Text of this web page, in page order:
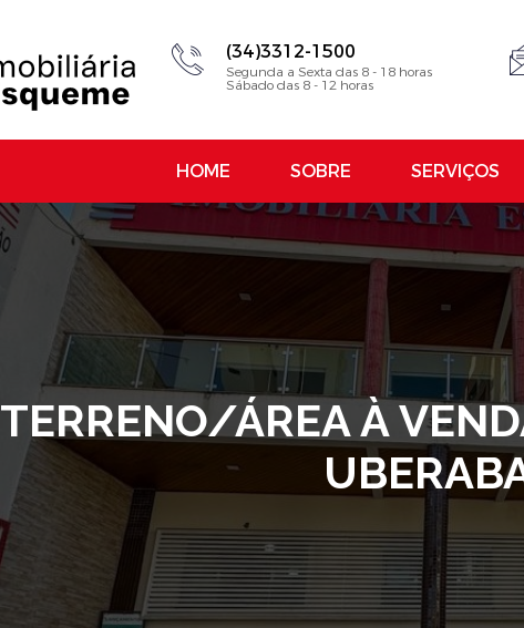
(34)3312-1500
Segunda a Sexta das 8 - 18 horas
Sábado das 8 - 12 horas
HOME SOBRE SERVIÇOS
TERRENO/ÁREA À